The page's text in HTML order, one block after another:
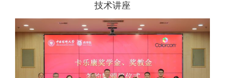
技术讲座